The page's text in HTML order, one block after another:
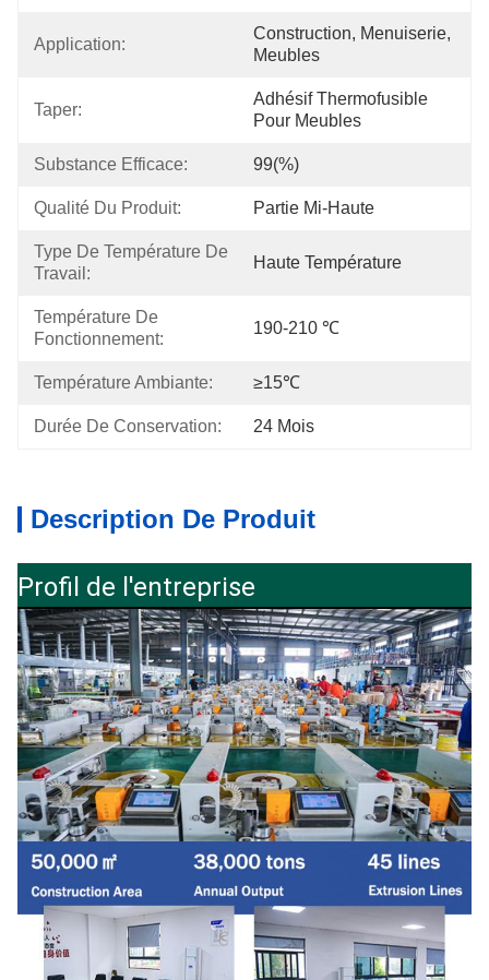
Application:
Construction, Menuiserie,
Meubles
Taper:
Adhésif Thermofusible
Pour Meubles
Substance Efficace: 99(%)
Qualité Du Produit: Partie Mi-Haute
Type De Température De
Travail:
Haute Température
Température De
Fonctionnement:
190-210 ℃
Température Ambiante: ≥15℃
Durée De Conservation: 24 Mois
Description De Produit
Profil de l'entreprise